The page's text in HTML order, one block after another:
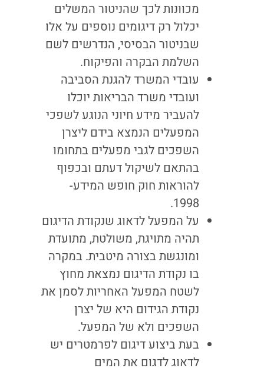
מכוונות לכך שהניטור המשלים
יכלול רק דיגומים נוספים על אלו
שבניטור הבסיסי, הנדרשים לשם
השלמת הבקרה והפיקוח.
עובדי המשרד להגנת הסביבה
ועובדי משרד הבריאות יוכלו
להעביר מידע חיוני הנוגע לשפכי
המפעלים הנמצא בידם ליצרן
השפכים לגבי מפעלים בתחומו
בהתאם לשיקול דעתם ובכפוף
להוראות חוק חופש המידע-
1998.
על המפעל לדאוג שנקודת הדיגום
תהיה מתויגת, משולטת, מתועדת
ומונגשת בצורה מיטבית. במקרה
בו נקודת הדיגום נמצאת מחוץ
לשטח המפעל האחריות לסמן את
נקודת הגידום היא של יצרן
השפכים ולא של המפעל.
בעת ביצוע דיגום לפרמטרים יש
לדאוג לדגום את המים